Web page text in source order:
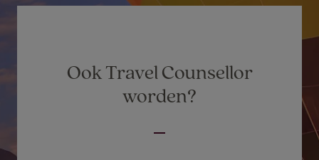
Ook Travel Counsellor
worden?